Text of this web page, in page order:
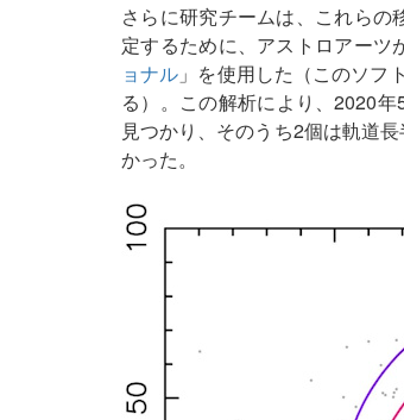
さらに研究チームは、これら
定するために、アストロアーツ
ョナル 」を使用した（このソフ
る）。この解析により、2020
見つかり、そのうち2個は軌道
かった。